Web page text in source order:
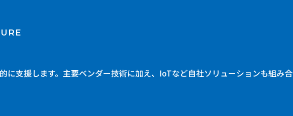
に支援します。主要ベンダー技術に加え、IoTなど自社ソリューションも組み合